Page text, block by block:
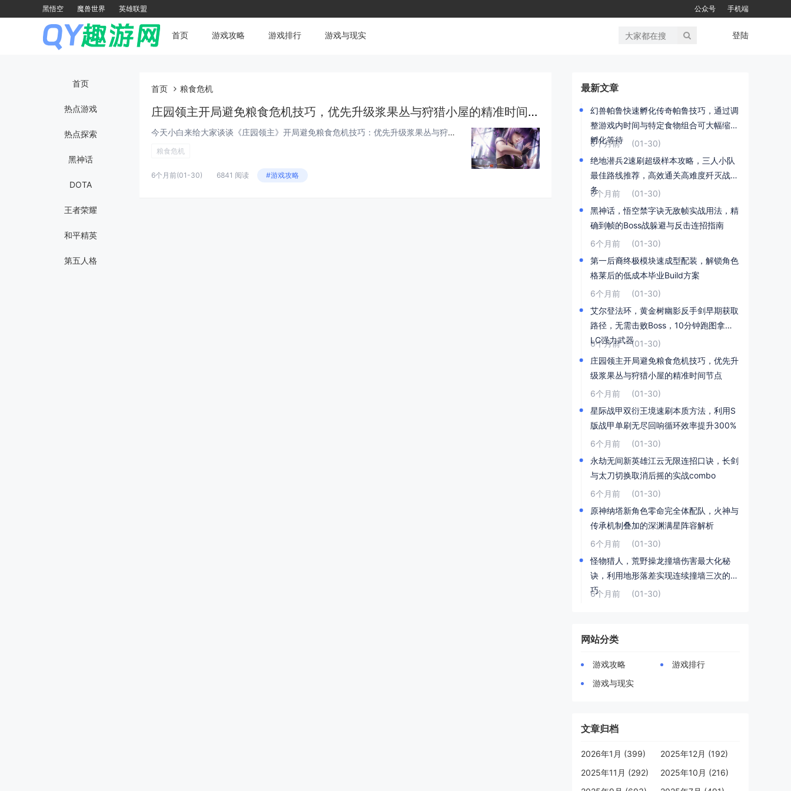
黑悟空 魔兽世界 英雄联盟 公众号 手机端
首页 游戏攻略 游戏排行 游戏与现实 登陆
首页
热点游戏
热点探索
黑神话
DOTA
王者荣耀
和平精英
第五人格
首页 粮食危机
庄园领主开局避免粮食危机技巧，优先升级浆果丛与狩猎小屋的精准时间节点
今天小白来给大家谈谈《庄园领主》开局避免粮食危机技巧：优先升级浆果丛与狩猎小屋的精准时间节点。，以及对应的知识点，希望对大家有所帮助，不要忘了收藏本站呢今天给各位分享《庄园领主》开局避免粮食危机技巧：优先升级浆果丛与狩猎小屋的精准时间节点。...
粮食危机
6个月前(01-30) 6841 阅读 #游戏攻略
最新文章
幻兽帕鲁快速孵化传奇帕鲁技巧，通过调
整游戏内时间与特定食物组合可大幅缩短
孵化等待
6个月前
(01-30)
绝地潜兵2速刷超级样本攻略，三人小队
最佳路线推荐，高效通关高难度歼灭战任
务
6个月前
(01-30)
黑神话，悟空禁字诀无敌帧实战用法，精
确到帧的Boss战躲避与反击连招指南
6个月前
(01-30)
第一后裔终极模块速成型配装，解锁角色
格莱后的低成本毕业Build方案
6个月前
(01-30)
艾尔登法环，黄金树幽影反手剑早期获取
路径，无需击败Boss，10分钟跑图拿到D
LC强力武器
6个月前
(01-30)
庄园领主开局避免粮食危机技巧，优先升
级浆果丛与狩猎小屋的精准时间节点
6个月前
(01-30)
星际战甲双衍王境速刷本质方法，利用S
版战甲单刷无尽回响循环效率提升300%
6个月前
(01-30)
永劫无间新英雄江云无限连招口诀，长剑
与太刀切换取消后摇的实战combo
6个月前
(01-30)
原神纳塔新角色零命完全体配队，火神与
传承机制叠加的深渊满星阵容解析
6个月前
(01-30)
怪物猎人，荒野操龙撞墙伤害最大化秘
诀，利用地形落差实现连续撞墙三次的技
巧
6个月前 (01-30)
网站分类
游戏攻略
游戏排行
游戏与现实
文章归档
2026年1月 (399)
2025年12月 (192)
2025年11月 (292)
2025年10月 (216)